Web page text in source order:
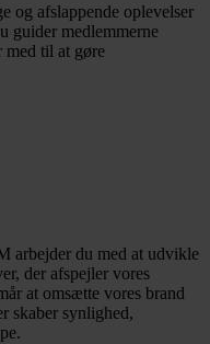
og afslappende oplevelser
guider medlemmerne
med til at gøre
arbejder du med at udvikle
der afspejler vores
at omsætte vores brand
skaber synlighed,